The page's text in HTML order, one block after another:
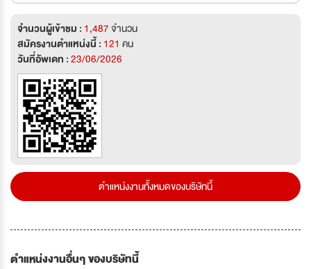
จำนวนผู้เข้าชม : 1,487จำนวน
สมัครงานตำแหน่งนี้ : 121 คน
วันที่อัพเดท :23/06/2026
ตำแหน่งงานทั้งหมดของบริษัทนี้
ตำแหน่งงานอื่นๆ ของบริษัทนี้